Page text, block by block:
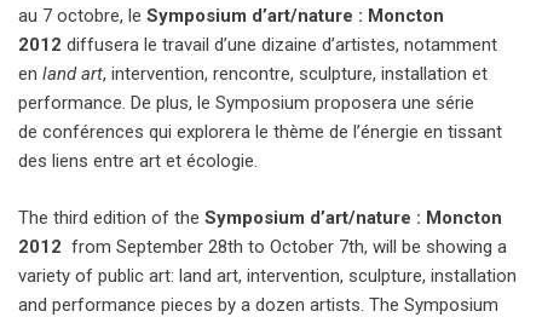
au 7 octobre, le Symposium d’art/nature : Moncton
2012 diffusera le travail d’une dizaine d’artistes, notamment
en land art, intervention, rencontre, sculpture, installation et
performance. De plus, le Symposium proposera une série
de conférences qui explorera le thème de l’énergie en tissant
des liens entre art et écologie.
The third edition of the Symposium d’art/nature : Moncton
2012 from September 28th to October 7th, will be showing a
variety of public art: land art, intervention, sculpture, installation
and performance pieces by a dozen artists. The Symposium